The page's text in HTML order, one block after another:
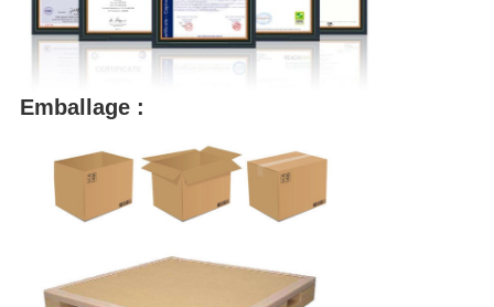
Emballage :